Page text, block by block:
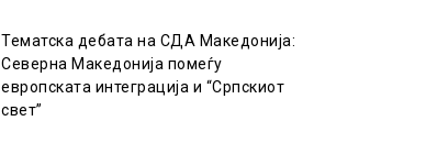
Тематска дебата на СДА Македонија:
Северна Македонија помеѓу
европската интеграција и “Српскиот
свет”